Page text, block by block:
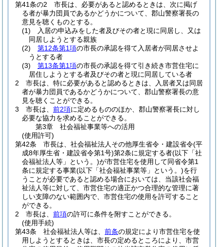
第41条の2
市長は、必要があると認めるときは、次に掲げ
る者が暴力団員であるかどうかについて、郡山警察署長の
意見を聴くものとする。
(1)
入居の申込みをした者及びその者と現に同居し、又は
同居しようとする親族
(2)
第12条第1項の市長の承認を得て入居者が同居させよ
うとする者
(3)
第13条第1項の市長の承認を得て引き続き市営住宅に
居住しようとする者及びその者と現に同居している者
2
市長は、特に必要があると認めるときは、入居者又は同居
者が暴力団員であるかどうかについて、郡山警察署長の意
見を聴くことができる。
3
市長は、 前2項に定めるもののほか、郡山警察署長に対し
必要な協力を求めることができる。
第3章
社会福祉事業等への活用
(使用許可)
第42条
市長は、社会福祉法人その他厚生省令・建設省令(平
成8年厚生省・建設省令第1号)第2条に規定する者(以下「社
会福祉法人等」という。)が市営住宅を使用して同省令第1
条に規定する事業(以下「社会福祉事業等」という。)を行
うことが必要であると認める場合においては、当該社会福
祉法人等に対して、市営住宅の適正かつ合理的な管理に著
しい支障のない範囲内で、市営住宅の使用を許可すること
ができる。
2
市長は、 前項の許可に条件を附すことができる。
(使用手続)
第43条
社会福祉法人等は、 前条の規定により市営住宅を使
用しようとするときは、市長の定めるところにより、市営